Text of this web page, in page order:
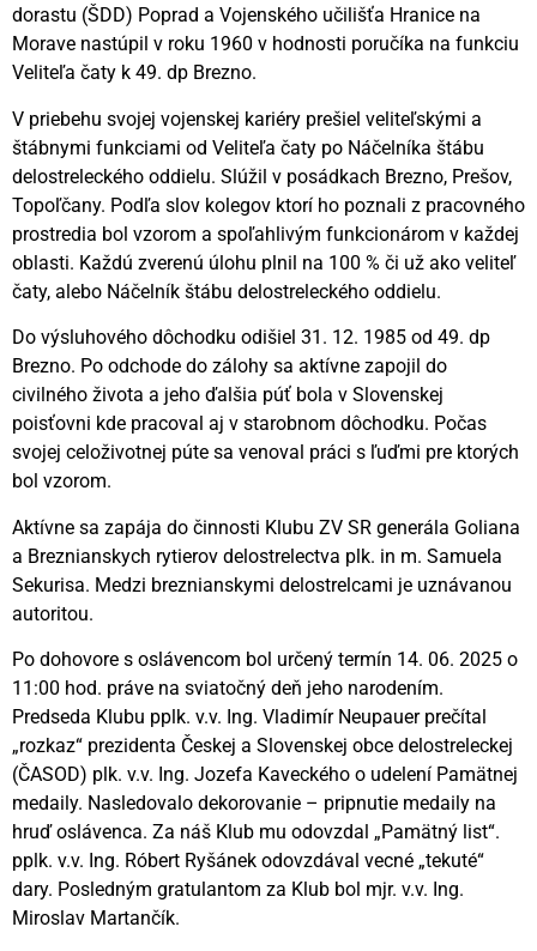
dorastu (ŠDD) Poprad a Vojenského učilišťa Hranice na
Morave nastúpil v roku 1960 v hodnosti poručíka na funkciu
Veliteľa čaty k 49. dp Brezno.
V priebehu svojej vojenskej kariéry prešiel veliteľskými a
štábnymi funkciami od Veliteľa čaty po Náčelníka štábu
delostreleckého oddielu. Slúžil v posádkach Brezno, Prešov,
Topoľčany. Podľa slov kolegov ktorí ho poznali z pracovného
prostredia bol vzorom a spoľahlivým funkcionárom v každej
oblasti. Každú zverenú úlohu plnil na 100 % či už ako veliteľ
čaty, alebo Náčelník štábu delostreleckého oddielu.
Do výsluhového dôchodku odišiel 31. 12. 1985 od 49. dp
Brezno. Po odchode do zálohy sa aktívne zapojil do
civilného života a jeho ďalšia púť bola v Slovenskej
poisťovni kde pracoval aj v starobnom dôchodku. Počas
svojej celoživotnej púte sa venoval práci s ľuďmi pre ktorých
bol vzorom.
Aktívne sa zapája do činnosti Klubu ZV SR generála Goliana
a Breznianskych rytierov delostrelectva plk. in m. Samuela
Sekurisa. Medzi breznianskymi delostrelcami je uznávanou
autoritou.
Po dohovore s oslávencom bol určený termín 14. 06. 2025 o
11:00 hod. práve na sviatočný deň jeho narodením.
Predseda Klubu pplk. v.v. Ing. Vladimír Neupauer prečítal
„rozkaz“ prezidenta Českej a Slovenskej obce delostreleckej
(ČASOD) plk. v.v. Ing. Jozefa Kaveckého o udelení Pamätnej
medaily. Nasledovalo dekorovanie – pripnutie medaily na
hruď oslávenca. Za náš Klub mu odovzdal „Pamätný list“.
pplk. v.v. Ing. Róbert Ryšánek odovzdával vecné „tekuté“
dary. Posledným gratulantom za Klub bol mjr. v.v. Ing.
Miroslav Martančík.